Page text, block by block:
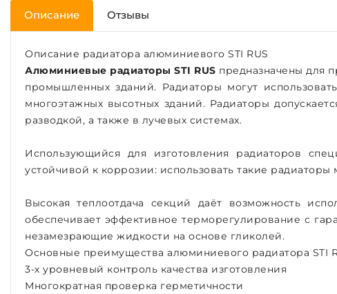
Описание Отзывы
Описание радиатора алюминиевого STI RUS
Алюминиевые радиаторы STI RUS предназначены для
промышленных зданий. Радиаторы могут
многоэтажных высотных зданий. Радиаторы
разводкой, а также в лучевых системах.
Использующийся для изготовления радиаторов
устойчивой к коррозии: использовать такие
Высокая теплоотдача секций даёт возможность
обеспечивает эффективное терморегулирование с
незамезрающие жидкости на основе гликолей.
Основные преимущества алюминиевого радиатора STI
3-х уровневый контроль качества изготовления
Многократная проверка герметичности